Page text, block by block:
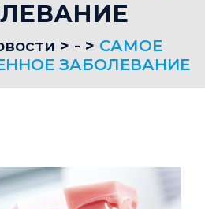
> - > САМОЕ
ЗАБОЛЕВАНИЕ